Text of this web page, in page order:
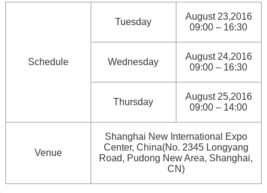
Schedule
Tuesday
August 23,2016
09:00 – 16:30
Wednesday
August 24,2016
09:00 – 16:30
Thursday
August 25,2016
09:00 – 14:00
Venue
Shanghai New International Expo
Center, China(No. 2345 Longyang
Road, Pudong New Area, Shanghai,
CN)